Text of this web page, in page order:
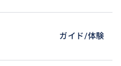
ガイド/体験